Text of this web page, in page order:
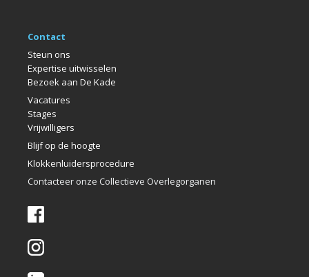
Contact
Steun ons
Expertise uitwisselen
Bezoek aan De Kade
Vacatures
Stages
Vrijwilligers
Blijf op de hoogte
Klokkenluidersprocedure
Contacteer onze Collectieve Overlegorganen